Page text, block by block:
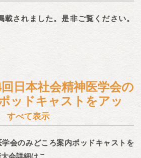
載されました。是非ご覧ください。
日本社会精神医学会の
ッドキャストをアッ
すべて表示
会のみどころ案内ポッドキャストを
会詳細はこ …